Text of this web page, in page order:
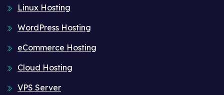
Linux Hosting
WordPress Hosting
eCommerce Hosting
Cloud Hosting
VPS Server